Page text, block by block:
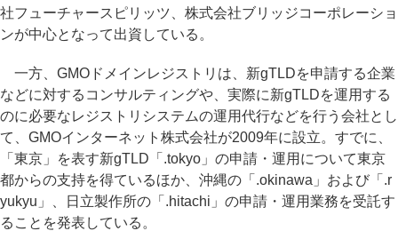
社フューチャースピリッツ、株式会社ブリッジコーポレーショ
ンが中心となって出資している。
一方、GMOドメインレジストリは、新gTLDを申請する企業
などに対するコンサルティングや、実際に新gTLDを運用する
のに必要なレジストリシステムの運用代行などを行う会社とし
て、GMOインターネット株式会社が2009年に設立。すでに、
「東京」を表す新gTLD「.tokyo」の申請・運用について東京
都からの支持を得ているほか、沖縄の「.okinawa」および「.r
yukyu」、日立製作所の「.hitachi」の申請・運用業務を受託す
ることを発表している。